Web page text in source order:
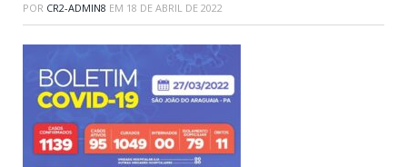
POR CR2-ADMIN8 EM 18 DE ABRIL DE 2022